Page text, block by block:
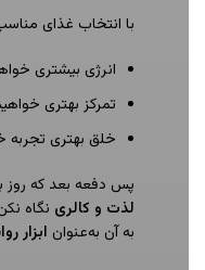
با انتخاب غذای
انرژی بیشتری
تمرکز بهتری
خلق بهتری تجربه
پس دفعه بعد که روز
لذت و کالری نگاه
به آن به‌عنوان ابزار